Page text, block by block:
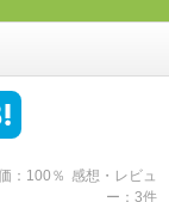
100 ％ 感想・レビュ
ー
3件